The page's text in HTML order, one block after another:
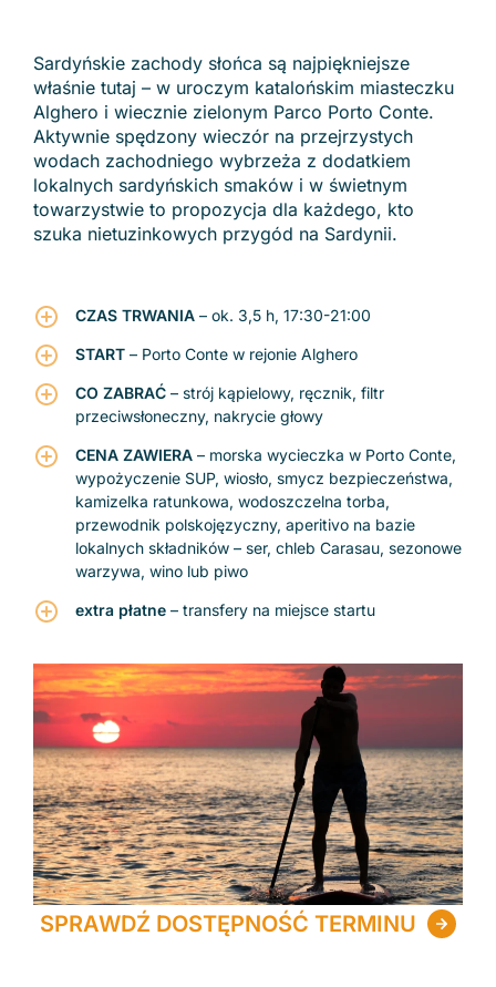
Sardyńskie zachody słońca są najpiękniejsze
właśnie tutaj – w uroczym katalońskim miasteczku
Alghero i wiecznie zielonym Parco Porto Conte.
Aktywnie spędzony wieczór na przejrzystych
wodach zachodniego wybrzeża z dodatkiem
lokalnych sardyńskich smaków i w świetnym
towarzystwie to propozycja dla każdego, kto
szuka nietuzinkowych przygód na Sardynii.
CZAS TRWANIA – ok. 3,5 h, 17:30-21:00
START – Porto Conte w rejonie Alghero
CO ZABRAĆ – strój kąpielowy, ręcznik, filtr
przeciwsłoneczny, nakrycie głowy
CENA ZAWIERA – morska wycieczka w Porto Conte,
wypożyczenie SUP, wiosło, smycz bezpieczeństwa,
kamizelka ratunkowa, wodoszczelna torba,
przewodnik polskojęzyczny, aperitivo na bazie
lokalnych składników – ser, chleb Carasau, sezonowe
warzywa, wino lub piwo
extra płatne – transfery na miejsce startu
SPRAWDŹ DOSTĘPNOŚĆ TERMINU